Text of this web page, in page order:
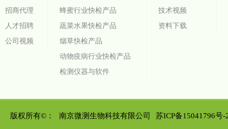
招商代理
人才招聘
公司视频
蜂蜜行业快检产品
蔬菜水果快检产品
烟草快检产品
动物疫病行业快检产品
检测仪器与软件
技术视频
资料下载
版权所有©： 南京微测生物科技有限公司 苏ICP备15041796号-